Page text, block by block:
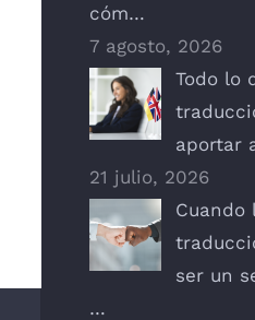
cóm…
7 agosto, 2026
Todo lo
aportar
21 julio, 2026
Cuando
ser un
…